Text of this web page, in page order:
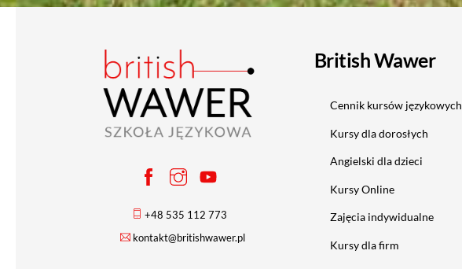
+48 535 112 773
kontakt@britishwawer.pl
British Wawer
Cennik kursów językowych
Kursy dla dorosłych
Angielski dla dzieci
Kursy Online
Zajęcia indywidualne
Kursy dla firm